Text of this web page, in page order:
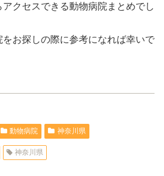
クセスできる動物病院まとめでし
お探しの際に参考になれば幸いで
動物病院 神奈川県
神奈川県